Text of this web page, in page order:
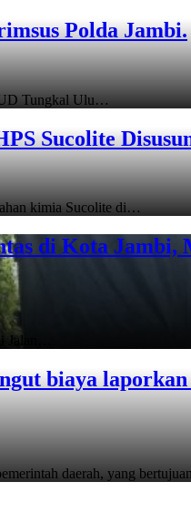
Polda Jambi.
Tungkal Ulu…
Sucolite
kimia Sucolite di…
di Kota Jambi,
Jalan…
biaya
daerah, yang